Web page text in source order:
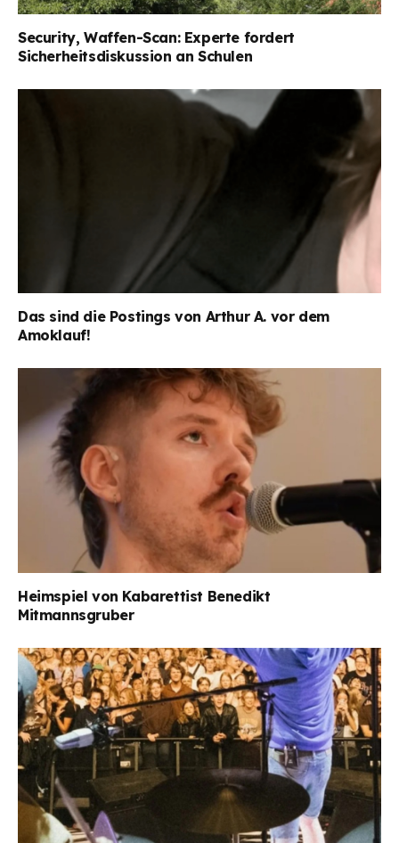
Security, Waffen-Scan: Experte fordert
Sicherheitsdiskussion an Schulen
Das sind die Postings von Arthur A. vor dem
Amoklauf!
Heimspiel von Kabarettist Benedikt
Mitmannsgruber